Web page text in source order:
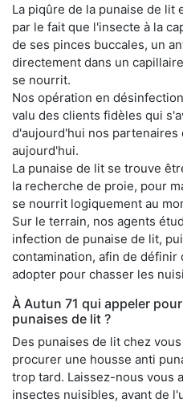
La piqûre de la punaise de lit
par le fait que l'insecte à la
de ses pinces buccales, un
directement dans un
se nourrit.
Nos opération en
valu des clients fidèles qui
d'aujourd'hui nos partenaires
aujourd'hui.
La punaise de lit se trouve
la recherche de proie, pour
se nourrit logiquement au
Sur le terrain, nos agents
infection de punaise de lit,
contamination, afin de définir
adopter pour chasser les
À Autun 71 qui appeler
punaises de lit ?
Des punaises de lit chez
procurer une housse anti
trop tard. Laissez-nous vous
insectes nuisibles, avant de